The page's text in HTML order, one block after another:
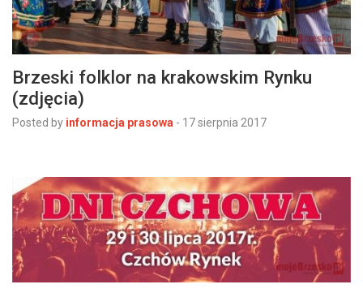
Brzeski folklor na krakowskim Rynku
(zdjęcia)
Posted by informacja prasowa - 17 sierpnia 2017